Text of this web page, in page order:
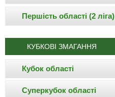
Першість області (2 ліга)
КУБКОВІ ЗМАГАННЯ
Кубок області
Суперкубок області